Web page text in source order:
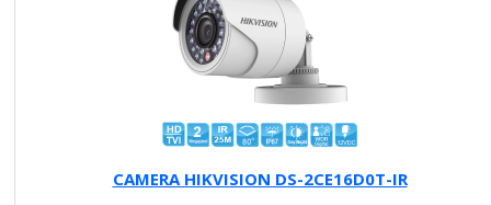
CAMERA HIKVISION DS-2CE16D0T-IR